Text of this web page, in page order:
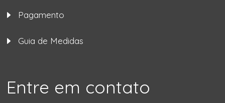
Pagamento
Guia de Medidas
Entre em contato